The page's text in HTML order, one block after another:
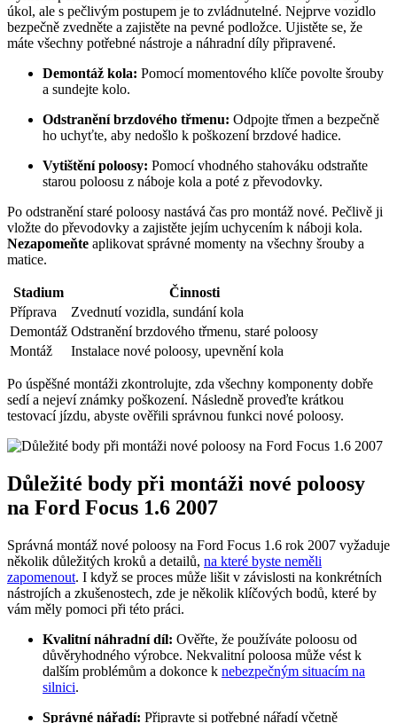
úkol, ale s pečlivým postupem je to zvládnutelné. Nejprve vozidlo
bezpečně zvedněte a zajistěte na pevné podložce. Ujistěte se, že
máte všechny potřebné nástroje a náhradní díly připravené.
Demontáž kola: Pomocí momentového klíče povolte šrouby
a sundejte kolo.
Odstranění brzdového třmenu: Odpojte třmen a bezpečně
ho uchyťte, aby nedošlo k poškození brzdové hadice.
Vytištění poloosy: Pomocí vhodného stahováku odstraňte
starou poloosu z náboje kola a poté z převodovky.
Po odstranění staré poloosy nastává čas pro montáž nové. Pečlivě ji
vložte do převodovky a zajistěte jejím uchycením k náboji kola.
Nezapomeňte aplikovat správné momenty na všechny šrouby a
matice.
Stadium
Činnosti
Příprava
Zvednutí vozidla, sundání kola
Demontáž Odstranění brzdového třmenu, staré poloosy
Montáž
Instalace nové poloosy, upevnění kola
Po úspěšné montáži zkontrolujte, zda všechny komponenty dobře
sedí a nejeví známky poškození. Následně proveďte krátkou
testovací jízdu, abyste ověřili správnou funkci nové poloosy.
Důležité body při montáži nové poloosy
na Ford Focus 1.6 2007
Správná montáž nové poloosy na Ford Focus 1.6 rok 2007 vyžaduje
několik důležitých kroků a detailů, na které byste neměli
zapomenout. I když se proces může lišit v závislosti na konkrétních
nástrojích a zkušenostech, zde je několik klíčových bodů, které by
vám měly pomoci při této práci.
Kvalitní náhradní díl: Ověřte, že používáte poloosu od
důvěryhodného výrobce. Nekvalitní poloosa může vést k
dalším problémům a dokonce k nebezpečným situacím na
silnici.
Správné nářadí: Připravte si potřebné nářadí včetně